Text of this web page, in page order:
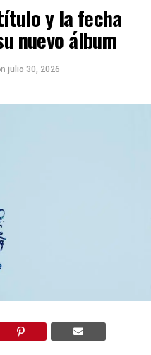
y la fecha
nuevo álbum
julio 30, 2026